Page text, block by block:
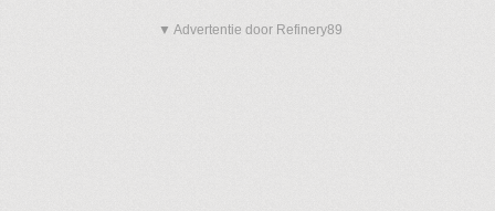
▼ Advertentie door Refinery89